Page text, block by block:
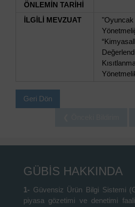
ÖNLEMİN TARİHİ
İLGİLİ MEVZUAT
"Oyuncak
Geri Dön
GÜBİS HAKKINDA
1- Güvensiz Ürün Bilgi Sistemi
piyasa gözetimi ve denetimi